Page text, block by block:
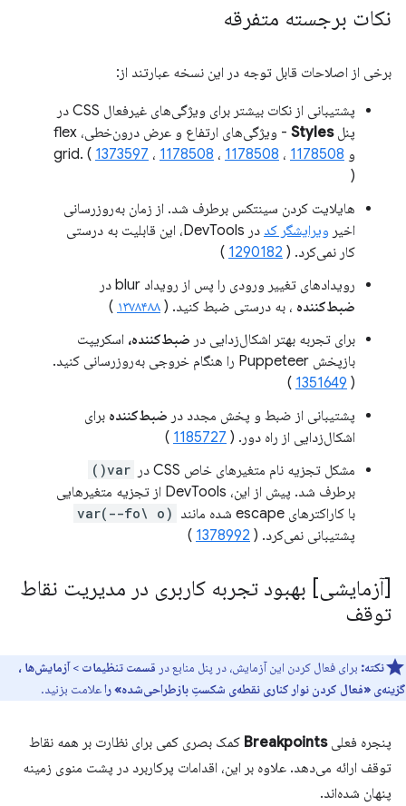
نکات برجسته متفرقه
برخی از اصلاحات قابل توجه در این نسخه عبارتند از:
پشتیبانی از نکات بیشتر برای ویژگی‌های غیرفعال CSS در
پنلStyles
- ویژگی‌های ارتفاع و عرض درون‌خطی، flex
و grid. (
1373597 ، 1178508 ، 1178508 ، 1178508
)
هایلایت کردن سینتکس برطرف شد. از زمان به‌روزرسانی
اخیر ویرایشگر کد
در DevTools، این قابلیت به درستی
کار نمی‌کرد. ( 1290182
)
رویدادهای تغییر ورودی را پس از رویداد blur در
ضبط‌کننده ، به درستی ضبط کنید. ( ۱۳۷۸۴۸۸ )
برای تجربه بهتر اشکال‌زدایی در ضبط‌کننده، اسکریپت
بازپخش Puppeteer را هنگام خروجی به‌روزرسانی کنید.
(
1351649
)
پشتیبانی از ضبط و پخش مجدد در ضبط‌کننده برای
اشکال‌زدایی از راه دور. ( 1185727
)
مشکل تجزیه نام متغیرهای خاص CSS در
var()
برطرف شد. پیش از این، DevTools از تجزیه متغیرهایی
با کاراکترهای escape شده مانند
var(--fo\ o)
پشتیبانی نمی‌کرد. ( 1378992
)
[آزمایشی] بهبود تجربه کاربری در مدیریت نقاط
توقف
نکته: برای فعال کردن این آزمایش، در پنل منابع در قسمت تنظیمات >آزمایش‌ها ،
گزینه‌ی «فعال کردن نوار کناری نقطه‌ی شکستِ بازطراحی‌شده» راعلامت بزنید.
پنجره فعلیBreakpoints کمک بصری کمی برای نظارت بر همه نقاط
توقف ارائه می‌دهد. علاوه بر این، اقدامات پرکاربرد در پشت منوی زمینه
پنهان شده‌اند.